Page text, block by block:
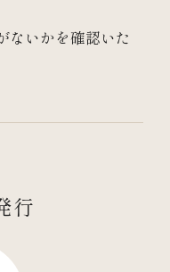
ないかを確認いた
行